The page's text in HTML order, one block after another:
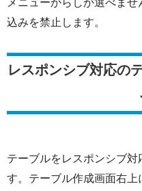
込みを禁止します。
レスポンシブ対応の
テーブルをレスポンシブ
す。テーブル作成画面右